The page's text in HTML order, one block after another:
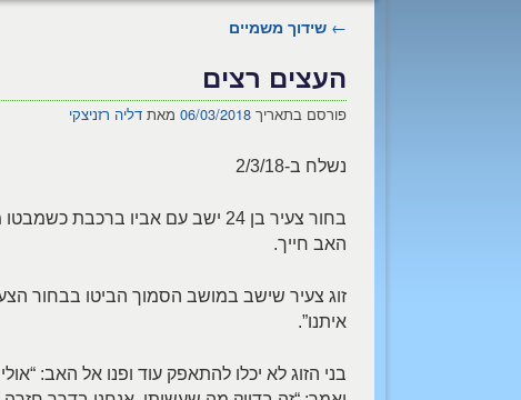
ניווט בפוסטים
← שידוך משמיים
העצים רצים
פורסם בתאריך 06/03/2018 מאת דליה רזניצקי
נשלח ב-2/3/18
בחור צעיר בן 24 ישב עם אביו
האב חייך.
זוג צעיר שישב במושב הסמוך הביטו בבחור
איתנו”.
בני הזוג לא יכלו להתאפק עוד ופנו אל האב: